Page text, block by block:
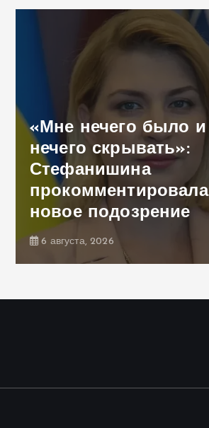
«Мне нечего было и
нечего скрывать»:
Стефанишина
прокомментировала
новое подозрение
6 августа, 2026